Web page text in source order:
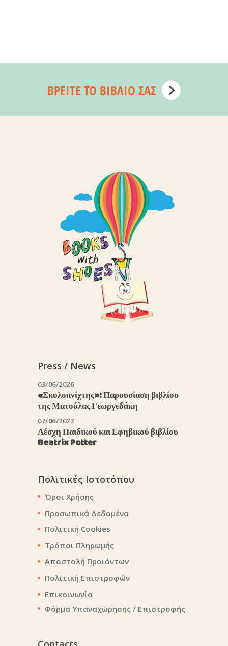
ΒΡΕΊΤΕ ΤΟ ΒΙΒΛΊΟ ΣΑΣ
Press / News
03/06/2026
«Σκυλοπνίχτης»: Παρουσίαση βιβλίου
της Ματούλας Γεωργεδάκη
07/06/2022
Λέσχη Παιδικού και Εφηβικού βιβλίου
Beatrix Potter
Πολιτικές Ιστοτόπου
Όροι Χρήσης
Προσωπικά Δεδομένα
Πολιτική Cookies
Τρόποι Πληρωμής
Αποστολή Προϊόντων
Πολιτική Επιστροφών
Επικοινωνία
Φόρμα Υπαναχώρησης / Επιστροφής